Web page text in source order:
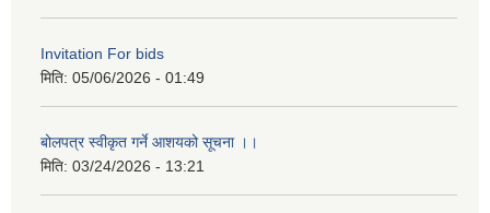
Invitation For bids
मिति: 05/06/2026 - 01:49
बोलपत्र स्वीकृत गर्ने आशयको सूचना ।।
मिति: 03/24/2026 - 13:21